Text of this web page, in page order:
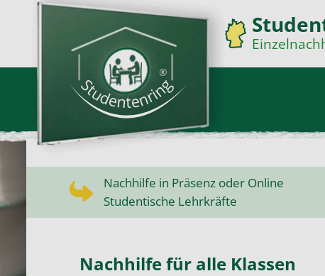
Nachhilfe in Präsenz oder Online
Studentische Lehrkräfte
Nachhilfe für alle Klassen